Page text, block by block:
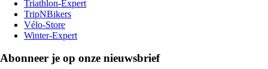
Triathlon-Expert
TripNBikers
Vélo-Store
Winter-Expert
Abonneer je op onze nieuwsbrief